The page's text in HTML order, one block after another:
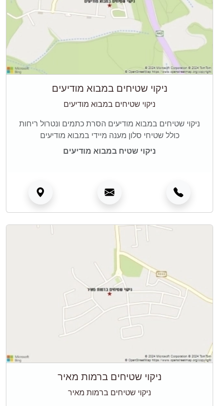
ניקוי שטיחים במבוא מודיעים
ניקוי שטיחים במבוא מודיעים
ניקוי שטיחים במבוא מודיעים הסרת כתמים ונטרול ריחות
כולל שטיחי סלון מענה מיידי במבוא מודיעים
ניקוי שטיח במבוא מודיעים
ניקוי שטיחים ברמות מאיר
ניקוי שטיחים ברמות מאיר